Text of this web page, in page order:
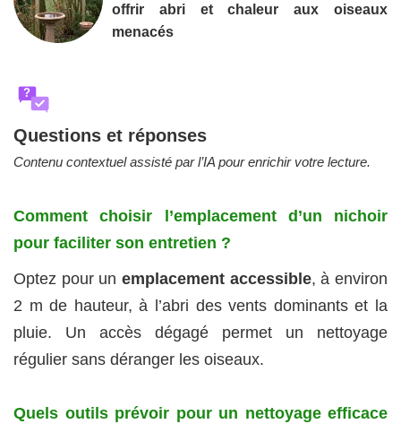
offrir abri et chaleur aux oiseaux
menacés
?
Questions et réponses
Contenu contextuel assisté par l’IA pour enrichir votre lecture.
Comment choisir l’emplacement d’un nichoir
pour faciliter son entretien ?
Optez pour un emplacement accessible, à environ
2 m de hauteur, à l’abri des vents dominants et la
pluie. Un accès dégagé permet un nettoyage
régulier sans déranger les oiseaux.
Quels outils prévoir pour un nettoyage efficace